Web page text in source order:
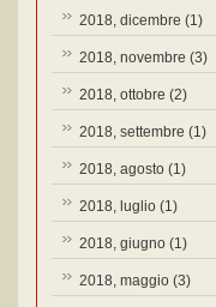
2018, dicembre (1)
2018, novembre (3)
2018, ottobre (2)
2018, settembre (1)
2018, agosto (1)
2018, luglio (1)
2018, giugno (1)
2018, maggio (3)